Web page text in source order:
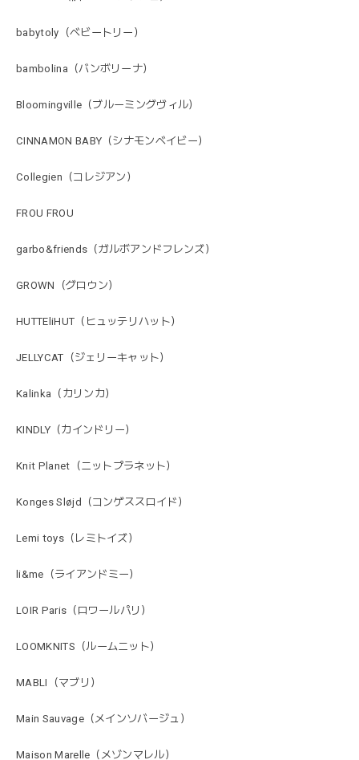
babytoly（ベビートリー）
bambolina（バンボリーナ）
Bloomingville（ブルーミングヴィル）
CINNAMON BABY（シナモンベイビー）
Collegien（コレジアン）
FROU FROU
garbo&friends（ガルボアンドフレンズ）
GROWN（グロウン）
HUTTEliHUT（ヒュッテリハット）
JELLYCAT（ジェリーキャット）
Kalinka（カリンカ）
KINDLY（カインドリー）
Knit Planet（ニットプラネット）
Konges Sløjd（コンゲススロイド）
Lemi toys（レミトイズ）
li&me（ライアンドミー）
LOIR Paris（ロワールパリ）
LOOMKNITS（ルームニット）
MABLI（マブリ）
Main Sauvage（メインソバージュ）
Maison Marelle（メゾンマレル）